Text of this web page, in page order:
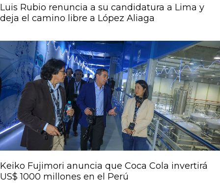
Luis Rubio renuncia a su candidatura a Lima y
deja el camino libre a López Aliaga
Keiko Fujimori anuncia que Coca Cola invertirá
US$ 1000 millones en el Perú